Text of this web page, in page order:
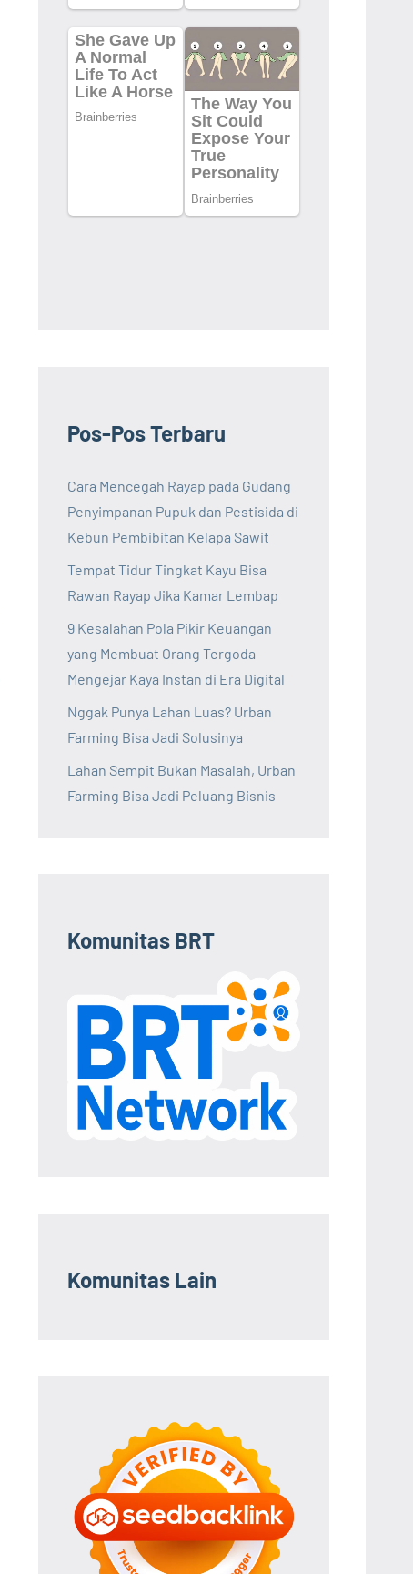
Pos-Pos Terbaru
Cara Mencegah Rayap pada Gudang
Penyimpanan Pupuk dan Pestisida di
Kebun Pembibitan Kelapa Sawit
Tempat Tidur Tingkat Kayu Bisa
Rawan Rayap Jika Kamar Lembap
9 Kesalahan Pola Pikir Keuangan
yang Membuat Orang Tergoda
Mengejar Kaya Instan di Era Digital
Nggak Punya Lahan Luas? Urban
Farming Bisa Jadi Solusinya
Lahan Sempit Bukan Masalah, Urban
Farming Bisa Jadi Peluang Bisnis
Komunitas BRT
Komunitas Lain